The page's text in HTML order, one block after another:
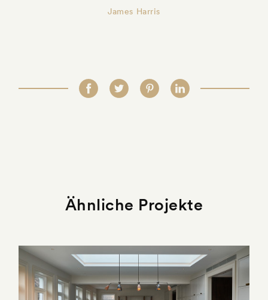
James Harris
Ähnliche Projekte